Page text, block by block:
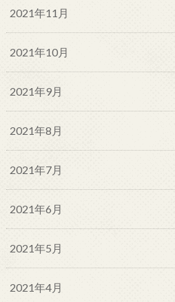
2021年11月
2021年10月
2021年9月
2021年8月
2021年7月
2021年6月
2021年5月
2021年4月